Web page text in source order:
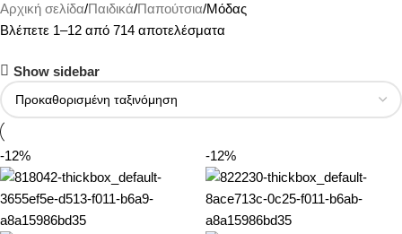
Αρχική σελίδα Παιδικά Παπούτσια Μόδας
Βλέπετε 1–12 από 714 αποτελέσματα
Show sidebar
-12% -12%